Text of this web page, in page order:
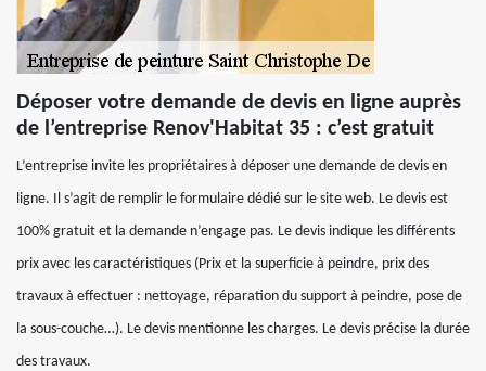
Déposer votre demande de devis en ligne auprès
de l’entreprise Renov'Habitat 35 : c’est gratuit
L’entreprise invite les propriétaires à déposer une demande de devis en
ligne. Il s’agit de remplir le formulaire dédié sur le site web. Le devis est
100% gratuit et la demande n’engage pas. Le devis indique les différents
prix avec les caractéristiques (Prix et la superficie à peindre, prix des
travaux à effectuer : nettoyage, réparation du support à peindre, pose de
la sous-couche…). Le devis mentionne les charges. Le devis précise la durée
des travaux.